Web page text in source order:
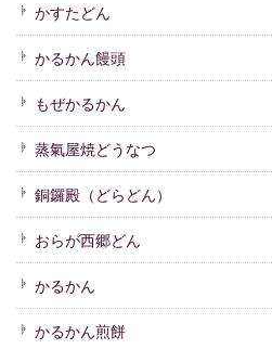
かすたどん
かるかん饅頭
もぜかるかん
蒸氣屋焼どうなつ
銅鑼殿（どらどん）
おらが西郷どん
かるかん
かるかん煎餅